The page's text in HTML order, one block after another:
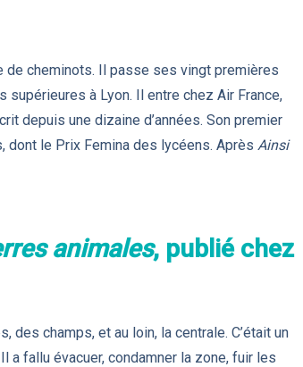
de cheminots. Il passe ses vingt premières
à Lyon. Il entre chez Air France,
depuis une dizaine d’années. Son premier
le Prix Femina des lycéens. Après Ainsi
animales, publié chez
champs, et au loin, la centrale. C’était un
a fallu évacuer, condamner la zone, fuir les